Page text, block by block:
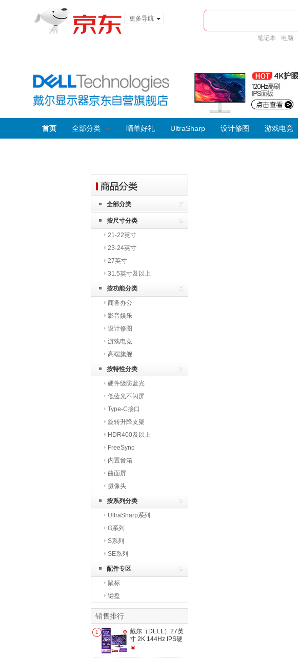
更多导航
笔记本 电脑
首页 全部分类 晒单好礼 UltraSharp 设计修图 游戏电竞
全部分类
按尺寸分类
21-22英寸
23-24英寸
27英寸
31.5英寸及以上
按功能分类
商务办公
影音娱乐
设计修图
游戏电竞
高端旗舰
按特性分类
硬件级防蓝光
低蓝光不闪屏
Type-C接口
旋转升降支架
HDR400及以上
FreeSync
内置音箱
曲面屏
摄像头
按系列分类
UltraSharp系列
G系列
S系列
SE系列
配件专区
鼠标
键盘
销售排行
1
戴尔（DELL）27英
寸 2K 144Hz IPS硬
件防蓝光 FreeSync
￥